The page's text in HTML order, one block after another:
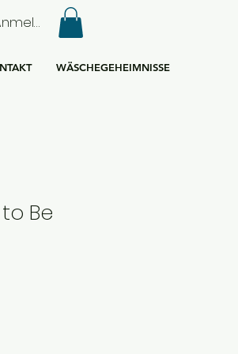
WÄSCHEGEHEIMNISSE
Be